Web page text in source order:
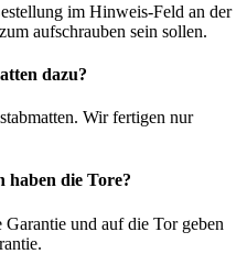
im Hinweis-Feld an der
aufschrauben sein sollen.
dazu?
Wir fertigen nur
haben die Tore?
und auf die Tor geben